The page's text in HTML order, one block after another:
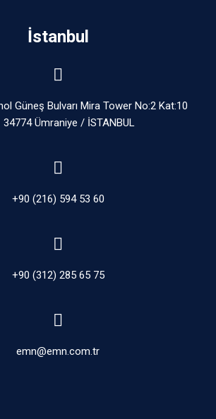
İstanbul
Güneş Bulvarı Mira Tower No:2 Kat:10
34774 Ümraniye / İSTANBUL
+90 (216) 594 53 60
+90 (312) 285 65 75
emn@emn.com.tr